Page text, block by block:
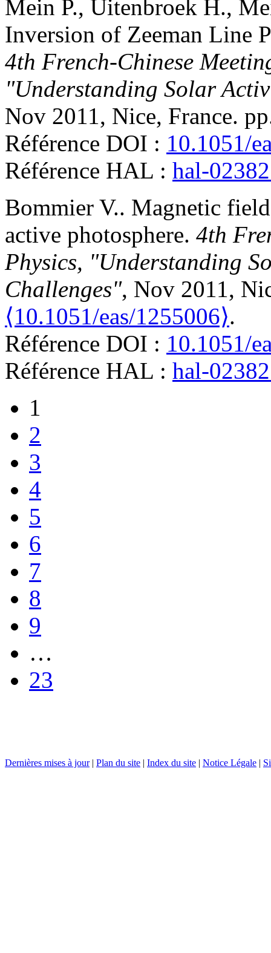
Mein P., Uitenbroek H.,
Inversion of Zeeman Line
4th French-Chinese
"Understanding Solar
Nov 2011, Nice, France.
Référence DOI : 10.1051/
Référence HAL : hal-
Bommier V.. Magnetic
active photosphere. 4th
Physics, "Understanding
Challenges", Nov 2011,
⟨10.1051/eas/1255006⟩.
Référence DOI : 10.1051/
Référence HAL : hal-
1
2
3
4
5
6
7
8
9
…
23
Dernières mises à jour| Plan du site | Index du site | Notice Légale |